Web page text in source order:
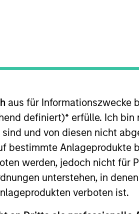
aus für Informationszwecke
definiert)* erfülle. Ich bin
und von diesen nicht
Anlageprodukte
werden, jedoch nicht für
unterstehen, in
verboten ist.
Die Rendite kann infolge von
und Index-Daten